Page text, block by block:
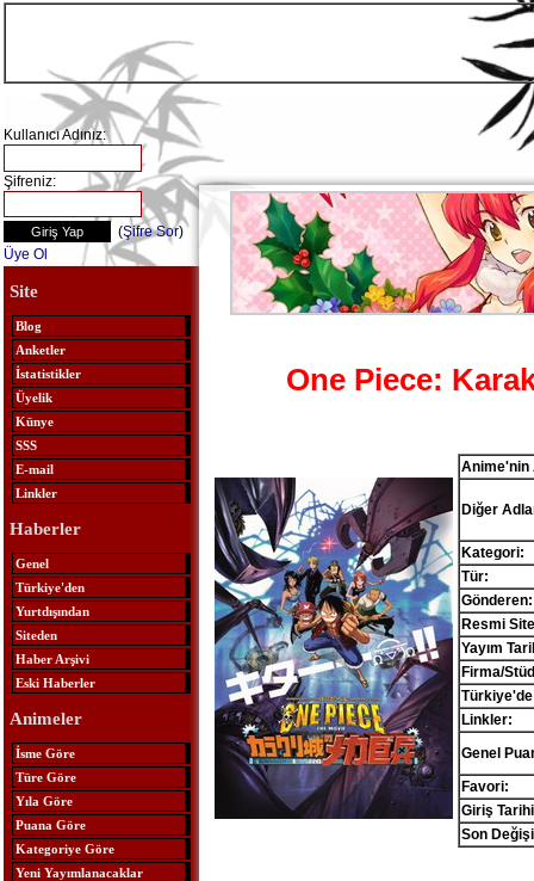
Kullanıcı Adınız:
Şifreniz:
(Şifre Sor)
Üye Ol
Site
Blog
Anketler
İstatistikler
Üyelik
Künye
SSS
E-mail
Linkler
Haberler
Genel
Türkiye'den
Yurtdışından
Siteden
Haber Arşivi
Eski Haberler
Animeler
İsme Göre
Türe Göre
Yıla Göre
Puana Göre
Kategoriye Göre
Yeni Yayımlanacaklar
One Piece:
Anime'nin
Diğer
Kategori:
Tür:
Gönderen:
Resmi
Yayım
Firma/
Linkler:
Genel
Favori:
Giriş
Son